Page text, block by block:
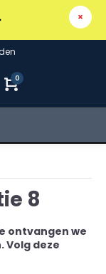
0
8
ontvangen we
Volg deze